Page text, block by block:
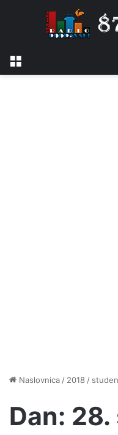
Naslovnica / 2018 /
Dan: 28.